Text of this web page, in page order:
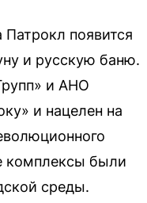
появится
и русскую баню.
и АНО
и нацелен на
комплексы были
среды.